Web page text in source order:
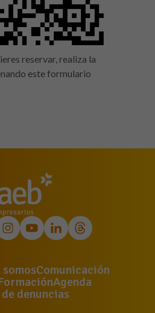
reservar, realiza la
este formulario
somosComunicación
Agenda
denuncias